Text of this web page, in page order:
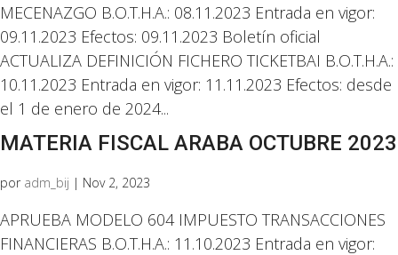
MECENAZGO B.O.T.H.A.: 08.11.2023 Entrada en vigor:
09.11.2023 Efectos: 09.11.2023 Boletín oficial
ACTUALIZA DEFINICIÓN FICHERO TICKETBAI B.O.T.H.A.:
10.11.2023 Entrada en vigor: 11.11.2023 Efectos: desde
el 1 de enero de 2024...
MATERIA FISCAL ARABA OCTUBRE 2023
por adm_bij | Nov 2, 2023
APRUEBA MODELO 604 IMPUESTO TRANSACCIONES
FINANCIERAS B.O.T.H.A.: 11.10.2023 Entrada en vigor: